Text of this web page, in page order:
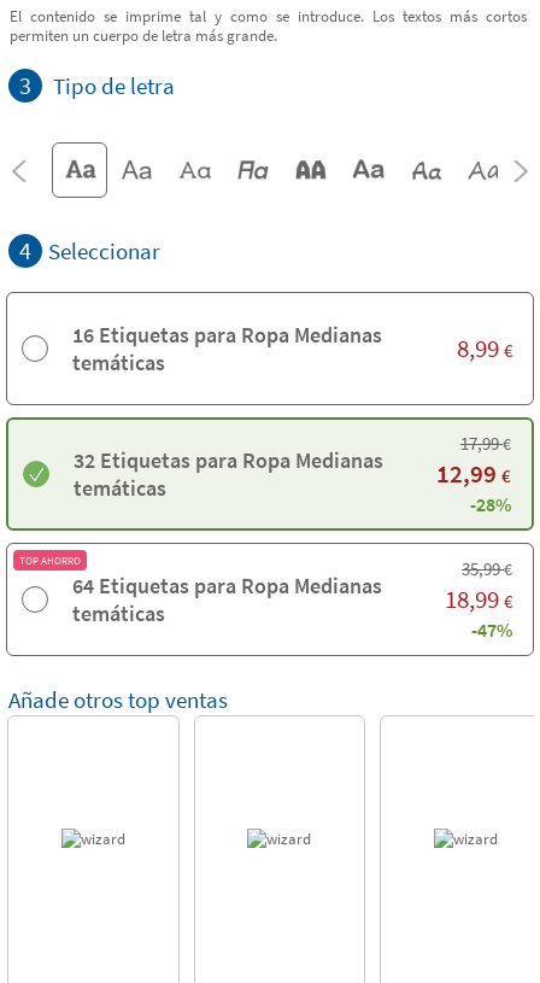
El contenido se imprime tal y como se introduce. Los textos más cortos
permiten un cuerpo de letra más grande.
3 Tipo de letra
4 Seleccionar
16 Etiquetas para Ropa Medianas
temáticas
8,99 €
32 Etiquetas para Ropa Medianas
temáticas
17,99€
12,99 €
-28%
TOP AHORRO
64 Etiquetas para Ropa Medianas
temáticas
35,99€
18,99 €
-47%
Añade otros top ventas